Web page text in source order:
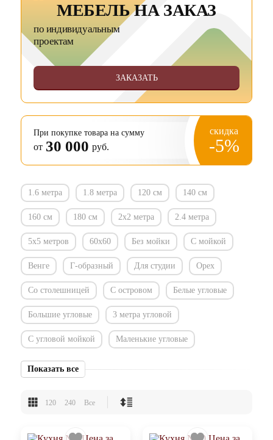
МЕБЕЛЬ НА ЗАКАЗ
по индивидуальным
проектам
ЗАКАЗАТЬ
При покупке товара на сумму
от 30 000 руб.
скидка
-5%
1.6 метра 1.8 метра 120 см 140 см
160 см 180 см 2х2 метра 2.4 метра
5х5 метров 60х60 Без мойки С мойкой
Венге Г-образный Для студии Орех
Со столешницей С островом Белые угловые
Большие угловые 3 метра угловой
С угловой мойкой Маленькие угловые
Показать все
120 240 Все